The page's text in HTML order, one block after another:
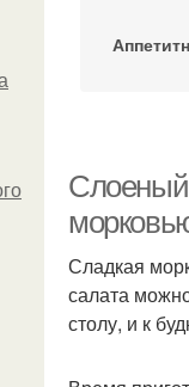
Салат с
Салат
Слоеный
Сладкая
салата
столу, и к